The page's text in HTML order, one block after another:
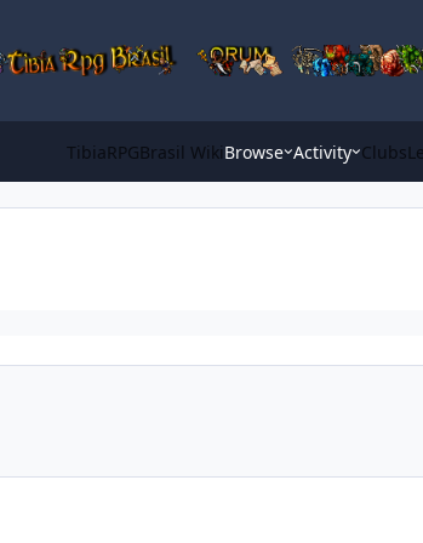
TibiaRPGBrasil WikiBrowse Activity Clubs